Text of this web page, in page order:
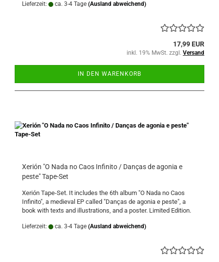
Lieferzeit: ca. 3-4 Tage (Ausland abweichend)
17,99 EUR
inkl. 19% MwSt. zzgl. Versand
IN DEN WARENKORB
Xerión "O Nada no Caos Infinito / Danças de agonia e
peste" Tape-Set
Xerión Tape-Set. It includes the 6th album "O Nada no Caos
Infinito", a medieval EP called "Danças de agonia e peste", a
book with texts and illustrations, and a poster. Limited Edition.
Lieferzeit: ca. 3-4 Tage (Ausland abweichend)